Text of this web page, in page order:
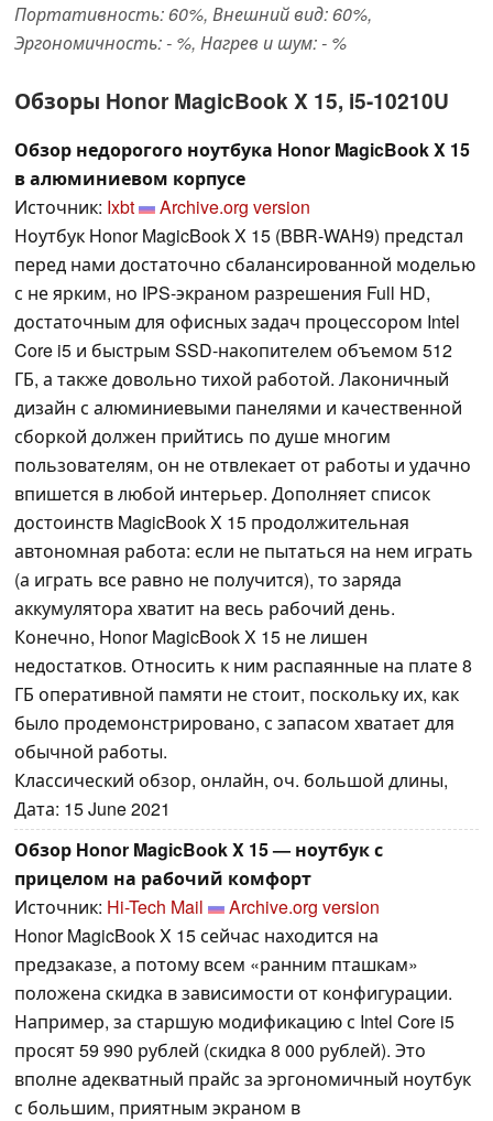
Портативность: 60%, Внешний вид: 60%,
Эргономичность: - %, Нагрев и шум: - %
Обзоры Honor MagicBook X 15, i5-10210U
Обзор недорогого ноутбука Honor MagicBook X 15
в алюминиевом корпусе
Источник: Ixbt
Archive.org version
Ноутбук Honor MagicBook X 15 (BBR-WAH9) предстал
перед нами достаточно сбалансированной моделью
с не ярким, но IPS-экраном разрешения Full HD,
достаточным для офисных задач процессором Intel
Core i5 и быстрым SSD-накопителем объемом 512
ГБ, а также довольно тихой работой. Лаконичный
дизайн с алюминиевыми панелями и качественной
сборкой должен прийтись по душе многим
пользователям, он не отвлекает от работы и удачно
впишется в любой интерьер. Дополняет список
достоинств MagicBook X 15 продолжительная
автономная работа: если не пытаться на нем играть
(а играть все равно не получится), то заряда
аккумулятора хватит на весь рабочий день.
Конечно, Honor MagicBook X 15 не лишен
недостатков. Относить к ним распаянные на плате 8
ГБ оперативной памяти не стоит, поскольку их, как
было продемонстрировано, с запасом хватает для
обычной работы.
Классический обзор, онлайн, оч. большой длины,
Дата: 15 June 2021
Обзор Honor MagicBook X 15 — ноутбук с
прицелом на рабочий комфорт
Источник: Hi-Tech Mail
Archive.org version
Honor MagicBook X 15 сейчас находится на
предзаказе, а потому всем «ранним пташкам»
положена скидка в зависимости от конфигурации.
Например, за старшую модификацию с Intel Core i5
просят 59 990 рублей (скидка 8 000 рублей). Это
вполне адекватный прайс за эргономичный ноутбук
с большим, приятным экраном в